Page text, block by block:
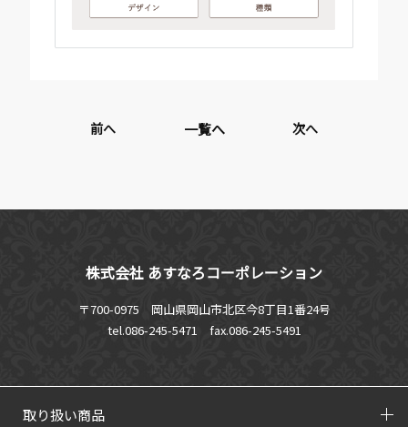
前へ 一覧へ 次へ
株式会社 あすなろコーポレーション
〒700-0975 岡山県岡山市北区今8丁目1番24号
tel.086-245-5471
fax.086-245-5491
取り扱い商品